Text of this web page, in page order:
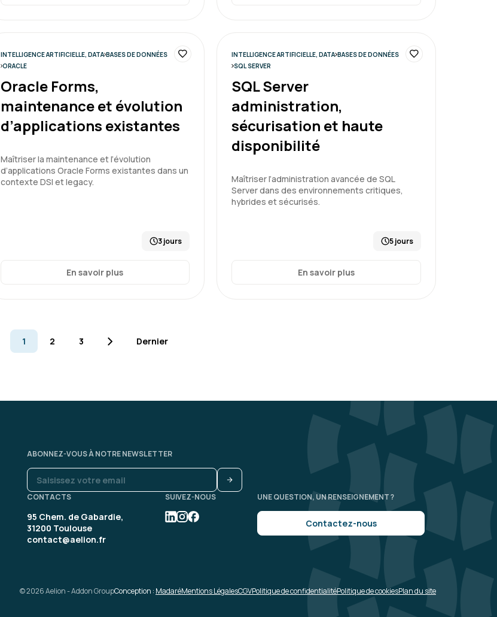
Plateforme simple et facile à utiliser.
Une communication efficace avec le candidat.
Formation : SQL : Les fondamentaux
Le 10/12/2025
Formateur très à l'écoute et très disponible. Bonne formation à
distance dans son ensemble. Dommage que tout le monde n'avait
pas une caméra, ce qui a manqué d'un peu de convivialité et de
participation.
INTELLIGENCE ARTIFICIELLE, DATA BASES DE DONNÉES
ORACLE
Oracle Forms,
maintenance et évolution
d’applications existantes
Maîtriser la maintenance et l’évolution
d’applications Oracle Forms existantes dans un
contexte DSI et legacy.
3 jours
En savoir plus
INTELLIGENCE ARTIFICIELLE, DATA BASES DE DONNÉES
SQL SERVER
SQL Server
administration,
sécurisation et haute
disponibilité
Maîtriser l’administration avancée de SQL
Server dans des environnements critiques,
hybrides et sécurisés.
5 jours
En savoir plus
1 2 3 Dernier
ABONNEZ-VOUS À NOTRE NEWSLETTER
CONTACTS
95 Chem. de Gabardie,
31200 Toulouse
contact@aelion.fr
SUIVEZ-NOUS UNE QUESTION, UN RENSEIGNEMENT ?
Contactez-nous
© 2026 Aelion - Addon GroupConception : MadaréMentions LégalesCGVPolitique de confidentialitéPolitique de cookiesPlan du site